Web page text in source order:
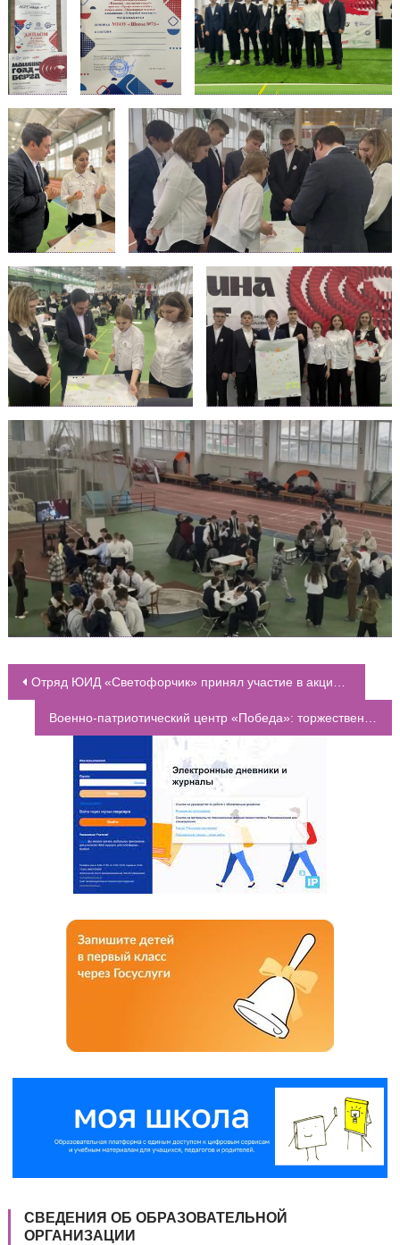
НАВИГАЦИЯ ПО ЗАПИСЯМ
Отряд ЮИД «Светофорчик» принял участие в акции «Скорость – это не главное!»
СВЕДЕНИЯ ОБ ОБРАЗОВАТЕЛЬНОЙ
ОРГАНИЗАЦИИ